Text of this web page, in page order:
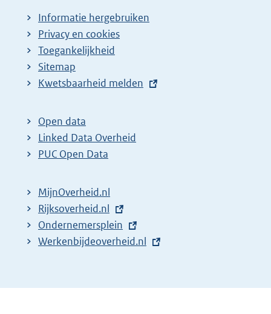
Informatie hergebruiken
Privacy en cookies
Toegankelijkheid
Sitemap
E
t
e
r
l
i
n
k
Kwetsbaarheid melden
Open data
Linked Data Overheid
PUC Open Data
MijnOverheid.nl
E
x
t
n
Rijksoverheid.nl
E
x
r
Ondernemersplein
E
e
Werkenbijdeoverheid.nl